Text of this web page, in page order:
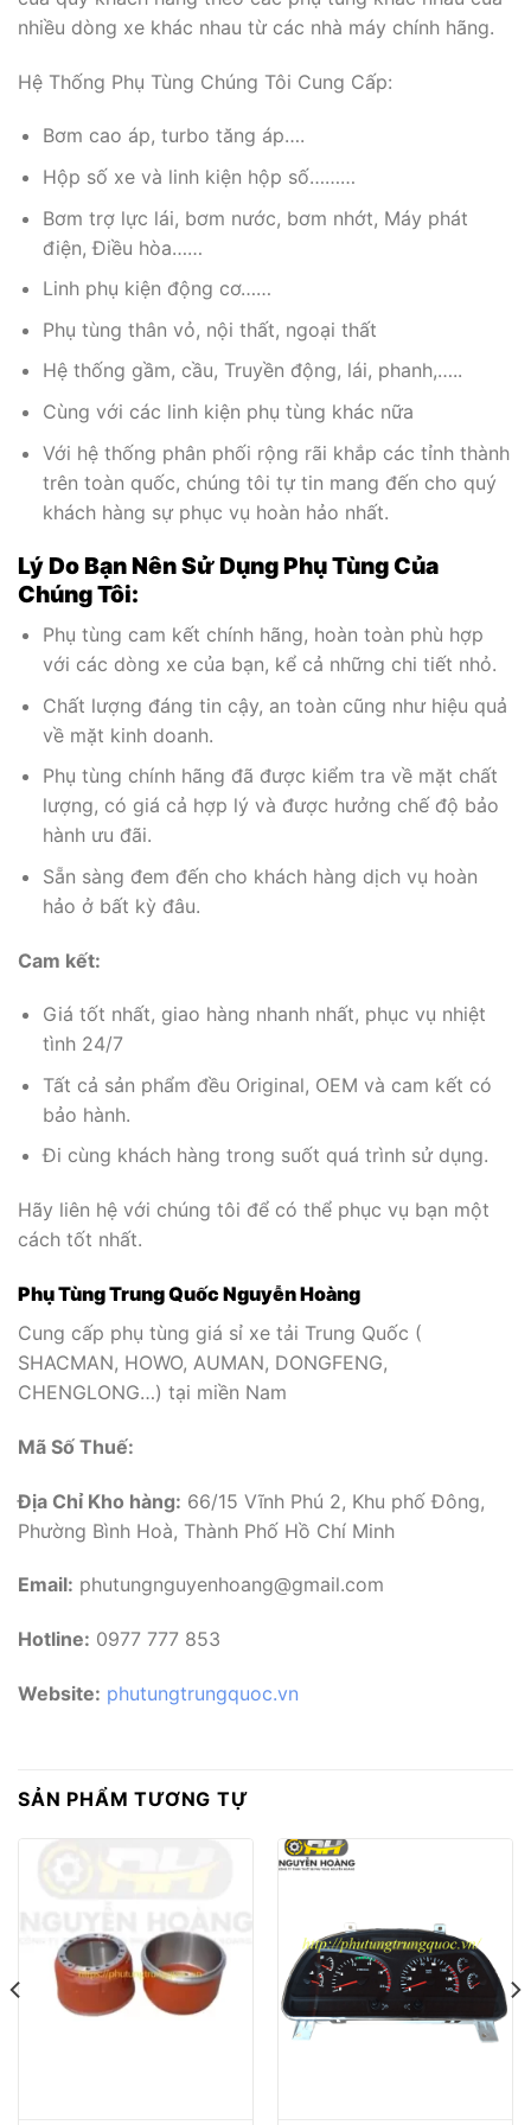
nhiều dòng xe khác nhau từ các nhà máy chính hãng.
Hệ Thống Phụ Tùng Chúng Tôi Cung Cấp:
Bơm cao áp, turbo tăng áp….
Hộp số xe và linh kiện hộp số………
Bơm trợ lực lái, bơm nước, bơm nhớt, Máy phát
điện, Điều hòa……
Linh phụ kiện động cơ……
Phụ tùng thân vỏ, nội thất, ngoại thất
Hệ thống gầm, cầu, Truyền động, lái, phanh,…..
Cùng với các linh kiện phụ tùng khác nữa
Với hệ thống phân phối rộng rãi khắp các tỉnh thành
trên toàn quốc, chúng tôi tự tin mang đến cho quý
khách hàng sự phục vụ hoàn hảo nhất.
Lý Do Bạn Nên Sử Dụng Phụ Tùng Của
Chúng Tôi:
Phụ tùng cam kết chính hãng, hoàn toàn phù hợp
với các dòng xe của bạn, kể cả những chi tiết nhỏ.
Chất lượng đáng tin cậy, an toàn cũng như hiệu quả
về mặt kinh doanh.
Phụ tùng chính hãng đã được kiểm tra về mặt chất
lượng, có giá cả hợp lý và được hưởng chế độ bảo
hành ưu đãi.
Sẵn sàng đem đến cho khách hàng dịch vụ hoàn
hảo ở bất kỳ đâu.
Cam kết:
Giá tốt nhất, giao hàng nhanh nhất, phục vụ nhiệt
tình 24/7
Tất cả sản phẩm đều Original, OEM và cam kết có
bảo hành.
Đi cùng khách hàng trong suốt quá trình sử dụng.
Hãy liên hệ với chúng tôi để có thể phục vụ bạn một
cách tốt nhất.
Phụ Tùng Trung Quốc Nguyễn Hoàng
Cung cấp phụ tùng giá sỉ xe tải Trung Quốc (
SHACMAN, HOWO, AUMAN, DONGFENG,
CHENGLONG…) tại miền Nam
Mã Số Thuế:
Địa Chỉ Kho hàng: 66/15 Vĩnh Phú 2, Khu phố Đông,
Phường Bình Hoà, Thành Phố Hồ Chí Minh
Email: phutungnguyenhoang@gmail.com
Hotline: 0977 777 853
Website: phutungtrungquoc.vn
SẢN PHẨM TƯƠNG TỰ